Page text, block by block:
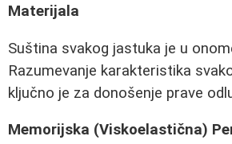
Materijala
Suština svakog jastuka je u
Razumevanje karakteristika
ključno je za donošenje prave
Memorijska (Viskoelastična)